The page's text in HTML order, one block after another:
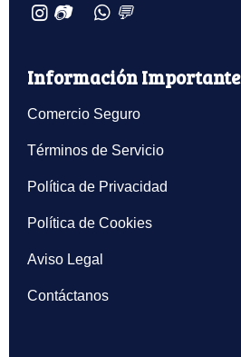
📷 💬
Información Importante
Comercio Seguro
Términos de Servicio
Política de Privacidad
Política de Cookies
Aviso Legal
Contáctanos